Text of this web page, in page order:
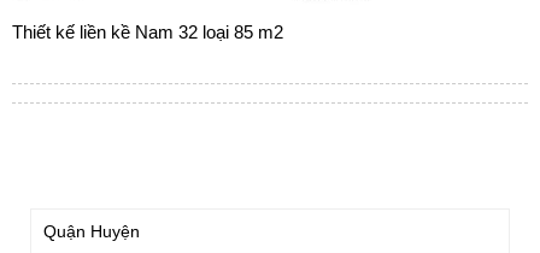
Thiết kế liền kề Nam 32 loại 85 m2